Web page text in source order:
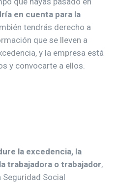
en cuenta para la
tendrás derecho a
que se lleven a
y la empresa está
y convocarte a ellos.
la excedencia, la
trabajadora o trabajador,
Seguridad Social